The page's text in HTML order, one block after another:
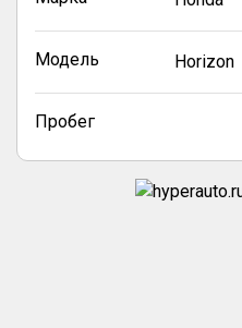
Модель Horizon
Пробег